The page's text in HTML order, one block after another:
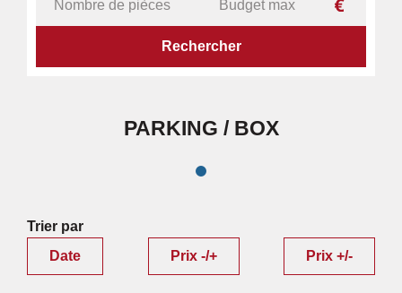
PARKING / BOX
PARKING / BOX
Trier par
Date
Prix -/+ Prix +/-